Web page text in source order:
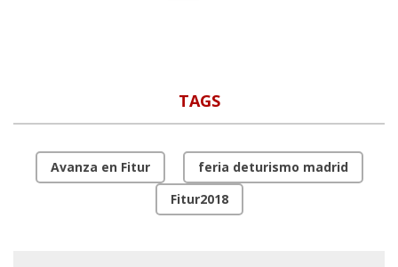
TAGS
Avanza en Fitur
feria deturismo madrid
Fitur2018